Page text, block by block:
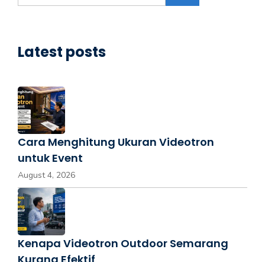
Latest posts
Cara Menghitung Ukuran Videotron
untuk Event
August 4, 2026
Kenapa Videotron Outdoor Semarang